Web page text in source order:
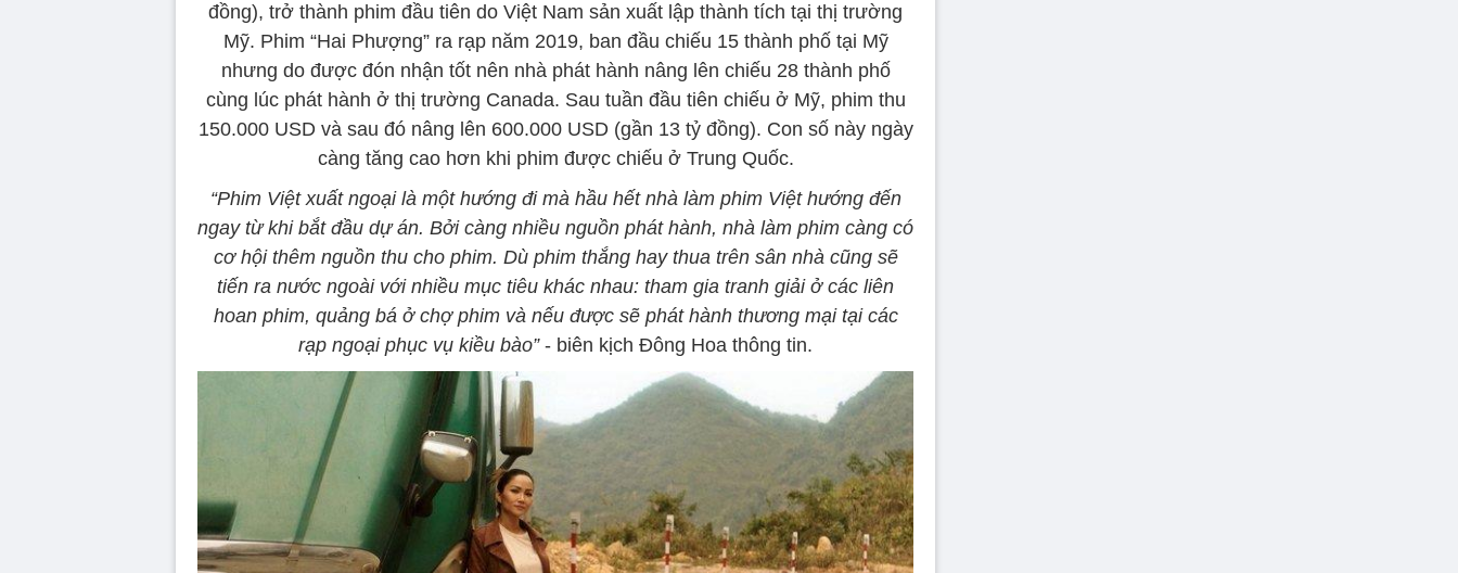
đồng), trở thành phim đầu tiên do Việt Nam sản xuất lập thành tích tại thị trường
Mỹ. Phim “Hai Phượng” ra rạp năm 2019, ban đầu chiếu 15 thành phố tại Mỹ
nhưng do được đón nhận tốt nên nhà phát hành nâng lên chiếu 28 thành phố
cùng lúc phát hành ở thị trường Canada. Sau tuần đầu tiên chiếu ở Mỹ, phim thu
150.000 USD và sau đó nâng lên 600.000 USD (gần 13 tỷ đồng). Con số này ngày
càng tăng cao hơn khi phim được chiếu ở Trung Quốc.
“Phim Việt xuất ngoại là một hướng đi mà hầu hết nhà làm phim Việt hướng đến
ngay từ khi bắt đầu dự án. Bởi càng nhiều nguồn phát hành, nhà làm phim càng có
cơ hội thêm nguồn thu cho phim. Dù phim thắng hay thua trên sân nhà cũng sẽ
tiến ra nước ngoài với nhiều mục tiêu khác nhau: tham gia tranh giải ở các liên
hoan phim, quảng bá ở chợ phim và nếu được sẽ phát hành thương mại tại các
rạp ngoại phục vụ kiều bào”- biên kịch Đông Hoa thông tin.